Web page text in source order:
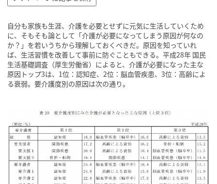
自分も家族も生涯、介護を必要とせずに元気に生活していくため
に、そもそも論として「介護が必要になってしまう原因が何なの
か？」を若いうちから理解しておくべきだ。原因を知っていれ
ば、生活習慣を改善して事前に防ぐこともできる。平成28年 国民
生活基礎調査（厚生労働省）によると、介護が必要になった主な
原因トップ3は、1位：認知症、2位：脳血管疾患、3位：高齢によ
る衰弱。要介護度別の原因は次の通り。